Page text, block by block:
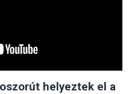
helyeztek el a